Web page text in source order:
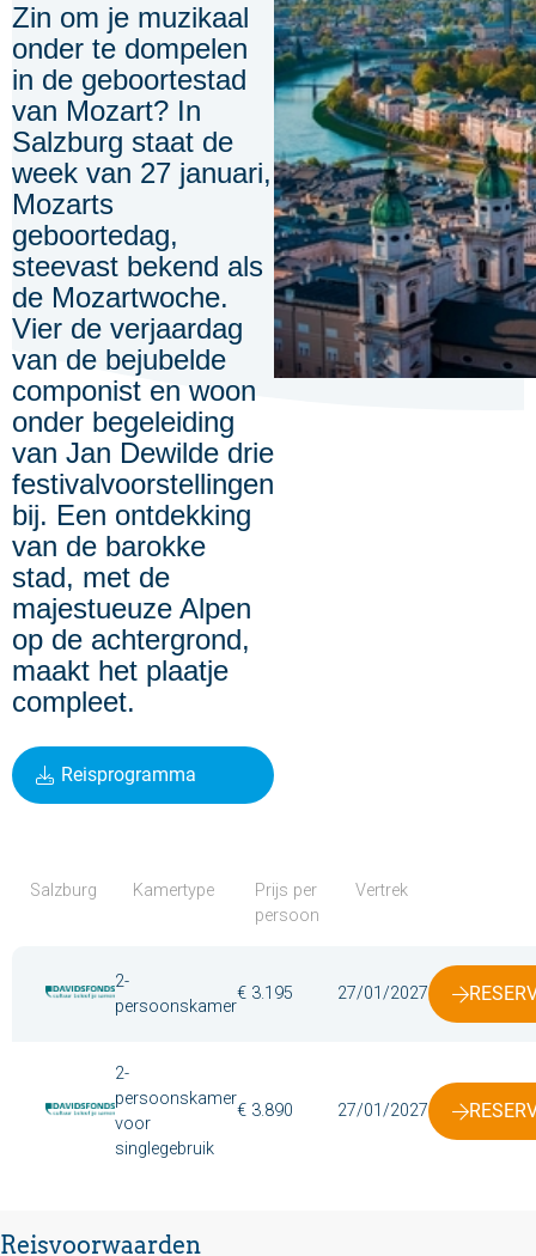
Zin om je muzikaal
onder te dompelen
in de geboortestad
van Mozart? In
Salzburg staat de
week van 27 januari,
Mozarts
geboortedag,
steevast bekend als
de Mozartwoche.
Vier de verjaardag
van de bejubelde
componist en woon
onder begeleiding
van Jan Dewilde drie
festivalvoorstellingen
bij. Een ontdekking
van de barokke
stad, met de
majestueuze Alpen
op de achtergrond,
maakt het plaatje
compleet.
Reisprogramma
Salzburg Kamertype
Prijs per
persoon
Vertrek
2-
persoonskamer
€ 3.195 27/01/2027
2-
persoonskamer
voor
singlegebruik
€ 3.890 27/01/2027
Reisvoorwaarden